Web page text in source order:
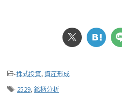
-株式投資, 資産形成
-2529, 銘柄分析